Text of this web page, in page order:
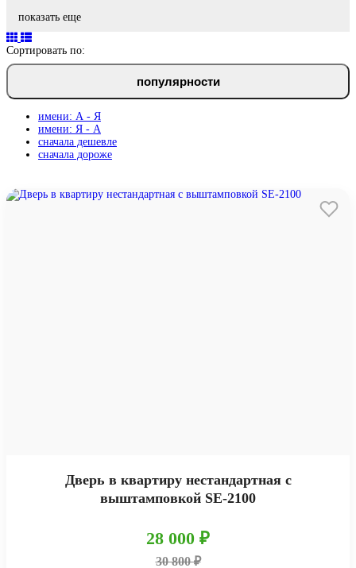
показать еще
Сортировать по:
популярности
имени: А - Я
имени: Я - А
сначала дешевле
сначала дороже
Дверь в квартиру нестандартная с
выштамповкой SE-2100
28 000 ₽
30 800 ₽